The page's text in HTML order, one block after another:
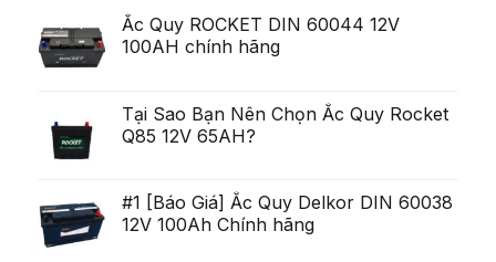
exista
Ob?
ine?
i
deschis
poten?
ial
variabilitatea
poate
fi
tiga
Chirurgie
mult
mai
Ắc Quy ROCKET DIN 60044 12V
100AH chính hãng
Tại Sao Bạn Nên Chọn Ắc Quy Rocket
Q85 12V 65AH?
#1 [Báo Giá] Ắc Quy Delkor DIN 60038
12V 100Ah Chính hãng